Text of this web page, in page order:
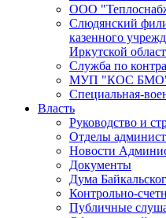
ООО
Слюдянский
казенного
Иркутской
Служба по
МУП "КОС
Специальная-
Власть
Руководство и
Отделы
Новости
Документы
Дума
Контрольно-
Публичные